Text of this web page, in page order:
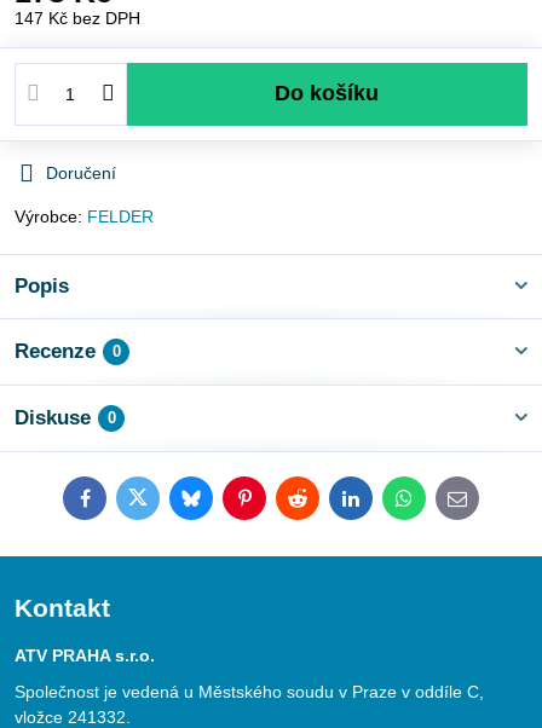
147 Kč bez DPH
Do košíku
Doručení
Výrobce: FELDER
Popis
Recenze 0
Diskuse 0
FacebookTwitterBlueskyPinterestRedditLinkedInWhatsApp
E-
mail
Kontakt
ATV PRAHA s.r.o.
Společnost je vedená u Městského soudu v Praze v oddíle C,
vložce 241332.